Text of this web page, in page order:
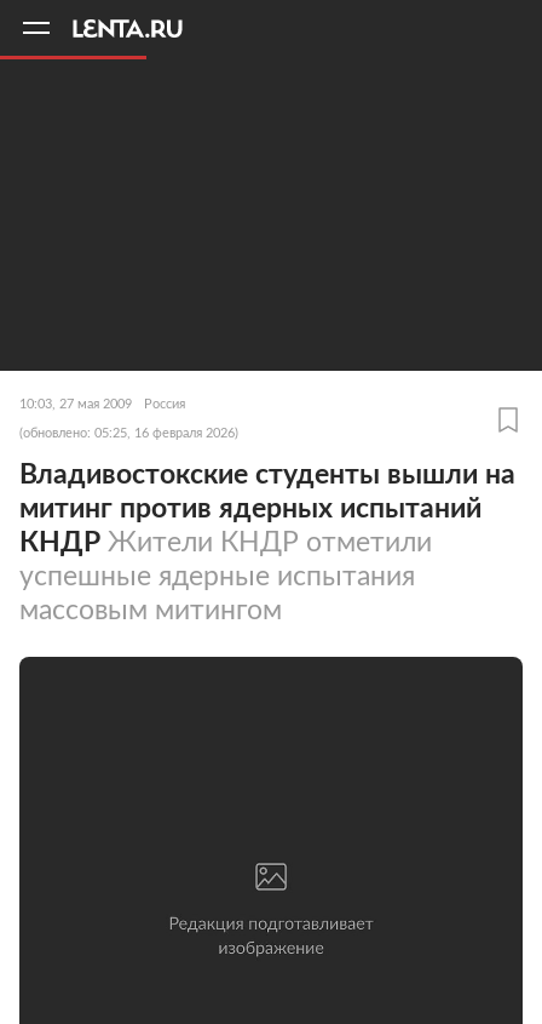
10:03, 27 мая 2009 Россия
(обновлено: 05:25, 16 февраля 2026)
Владивостокские студенты вышли на
митинг против ядерных испытаний
КНДР Жители КНДР отметили
успешные ядерные испытания
массовым митингом